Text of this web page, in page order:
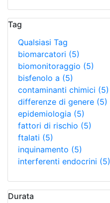
Tag
Qualsiasi Tag
biomarcatori (5)
biomonitoraggio (5)
bisfenolo a (5)
contaminanti chimici (5)
differenze di genere (5)
epidemiologia (5)
fattori di rischio (5)
ftalati (5)
inquinamento (5)
interferenti endocrini (5)
Durata